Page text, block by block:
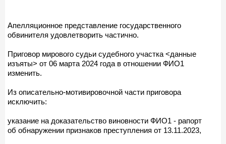
Апелляционное представление государственного
обвинителя удовлетворить частично.
Приговор мирового судьи судебного участка <данные
изъяты> от 06 марта 2024 года в отношении ФИО1
изменить.
Из описательно-мотивировочной части приговора
исключить:
указание на доказательство виновности ФИО1 - рапорт
об обнаружении признаков преступления от 13.11.2023,